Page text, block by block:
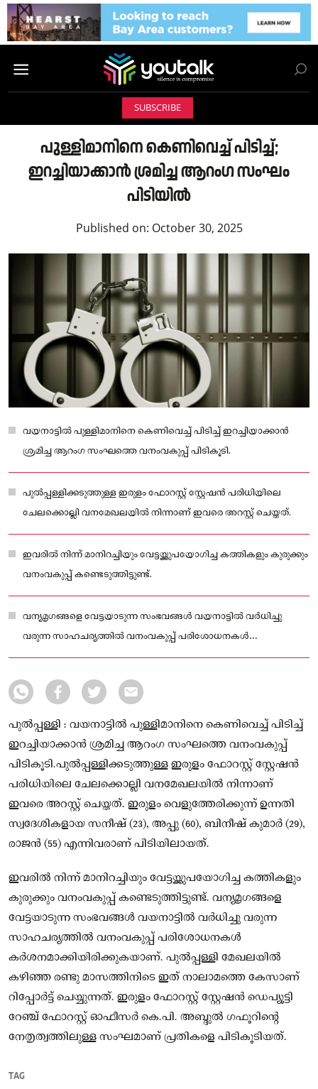
SUBSCRIBE
പുള്ളിമാനിനെ കെണിവെച്ച് പിടിച്ച്;
ഇറച്ചിയാക്കാൻ ശ്രമിച്ച ആറംഗ സംഘം
പിടിയിൽ
Published on: October 30, 2025
വയനാട്ടിൽ പുള്ളിമാനിനെ കെണിവെച്ച് പിടിച്ച് ഇറച്ചിയാക്കാൻ
ശ്രമിച്ച ആറംഗ സംഘത്തെ വനംവകുപ്പ് പിടികൂടി.
പുൽപ്പള്ളിക്കടുത്തുള്ള ഇരുളം ഫോറസ്റ്റ് സ്റ്റേഷൻ പരിധിയിലെ
ചേലക്കൊല്ലി വനമേഖലയിൽ നിന്നാണ് ഇവരെ അറസ്റ്റ് ചെയ്തത്.
ഇവരിൽ നിന്ന് മാനിറച്ചിയും വേട്ടയ്ക്കുപയോഗിച്ച കത്തികളും കുരുക്കും
വനംവകുപ്പ് കണ്ടെടുത്തിട്ടുണ്ട്.
വന്യമൃഗങ്ങളെ വേട്ടയാടുന്ന സംഭവങ്ങൾ വയനാട്ടിൽ വർധിച്ചു
വരുന്ന സാഹചര്യത്തിൽ വനംവകുപ്പ് പരിശോധനകൾ
കർശനമാക്കിയിരിക്കുകയാണ്.
പുൽപ്പള്ളി : വയനാട്ടിൽ പുള്ളിമാനിനെ കെണിവെച്ച് പിടിച്ച്
ഇറച്ചിയാക്കാൻ ശ്രമിച്ച ആറംഗ സംഘത്തെ വനംവകുപ്പ്
പിടികൂടി.പുൽപ്പള്ളിക്കടുത്തുള്ള ഇരുളം ഫോറസ്റ്റ് സ്റ്റേഷൻ
പരിധിയിലെ ചേലക്കൊല്ലി വനമേഖലയിൽ നിന്നാണ്
ഇവരെ അറസ്റ്റ് ചെയ്തത്. ഇരുളം വെളുത്തേരിക്കുന്ന് ഉന്നതി
സ്വദേശികളായ സനീഷ് (23), അപ്പു (60), ബിനീഷ് കുമാർ (29),
രാജൻ (55) എന്നിവരാണ് പിടിയിലായത്.
ഇവരിൽ നിന്ന് മാനിറച്ചിയും വേട്ടയ്ക്കുപയോഗിച്ച കത്തികളും
കുരുക്കും വനംവകുപ്പ് കണ്ടെടുത്തിട്ടുണ്ട്. വന്യമൃഗങ്ങളെ
വേട്ടയാടുന്ന സംഭവങ്ങൾ വയനാട്ടിൽ വർധിച്ചു വരുന്ന
സാഹചര്യത്തിൽ വനംവകുപ്പ് പരിശോധനകൾ
കർശനമാക്കിയിരിക്കുകയാണ്. പുൽപ്പള്ളി മേഖലയിൽ
കഴിഞ്ഞ രണ്ടു മാസത്തിനിടെ ഇത് നാലാമത്തെ കേസാണ്
റിപ്പോർട്ട് ചെയ്യുന്നത്. ഇരുളം ഫോറസ്റ്റ് സ്റ്റേഷൻ ഡെപ്യൂട്ടി
റേഞ്ച് ഫോറസ്റ്റ് ഓഫീസർ കെ.പി. അബ്ദുൽ ഗഫൂറിന്റെ
നേതൃത്വത്തിലുള്ള സംഘമാണ് പ്രതികളെ പിടികൂടിയത്.
TAG